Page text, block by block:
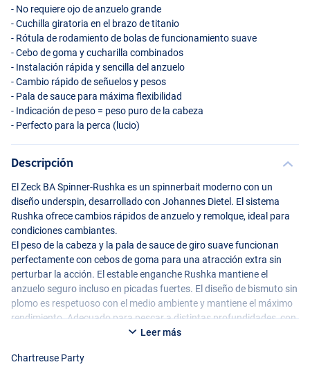
- No requiere ojo de anzuelo grande
- Cuchilla giratoria en el brazo de titanio
- Rótula de rodamiento de bolas de funcionamiento suave
- Cebo de goma y cucharilla combinados
- Instalación rápida y sencilla del anzuelo
- Cambio rápido de señuelos y pesos
- Pala de sauce para máxima flexibilidad
- Indicación de peso = peso puro de la cabeza
- Perfecto para la perca (lucio)
Descripción
El Zeck BA Spinner-Rushka es un spinnerbait moderno con un
diseño underspin, desarrollado con Johannes Dietel. El sistema
Rushka ofrece cambios rápidos de anzuelo y remolque, ideal para
condiciones cambiantes.
El peso de la cabeza y la pala de sauce de giro suave funcionan
perfectamente con cebos de goma para una atracción extra sin
perturbar la acción. El estable enganche Rushka mantiene el
anzuelo seguro incluso en picadas fuertes. El diseño de bismuto sin
plomo es respetuoso con el medio ambiente y mantiene el máximo
rendimiento. Adecuado para pescar a distintas profundidades, con
recuperaciones uniformes, paradas con spinning o jigs.
Leer más
Chartreuse Party